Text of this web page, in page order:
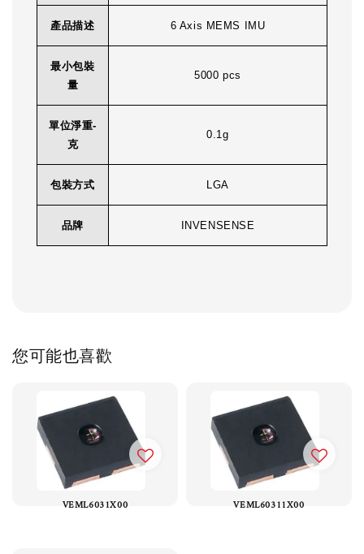
產品描述 6 Axis MEMS IMU
最小包裝
量
5000 pcs
單位淨重-
克
0.1g
包裝方式 LGA
品牌 INVENSENSE
您可能也喜歡
VEML6031X00 VEML60311X00